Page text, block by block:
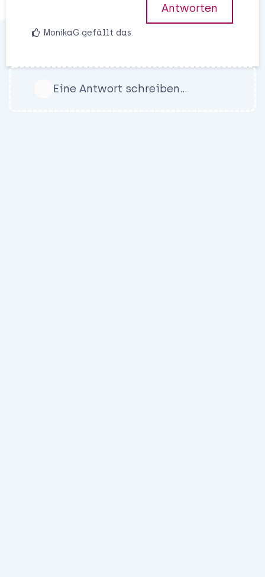
Antworten
MonikaG gefällt das.
Eine Antwort schreiben…